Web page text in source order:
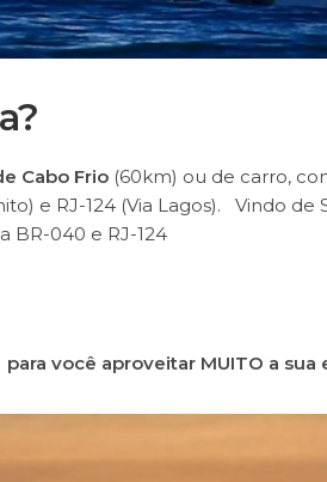
Cabo Frio (60km) ou de carro,
e RJ-124 (Via Lagos). Vindo de
BR-040 e RJ-124
para você aproveitar MUITO a sua